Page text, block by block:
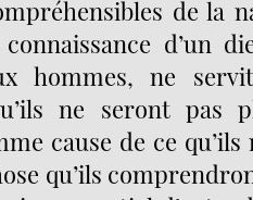
de la
d’un
hommes, ne
ne seront pas
cause de ce
qu’ils